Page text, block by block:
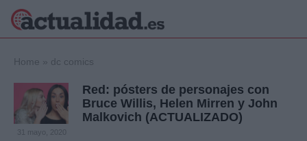
Política
Ciencia y
Home » dc comics
Red: pósters de personajes con
Bruce Willis, Helen Mirren y John
Malkovich (ACTUALIZADO)
31 mayo, 2020